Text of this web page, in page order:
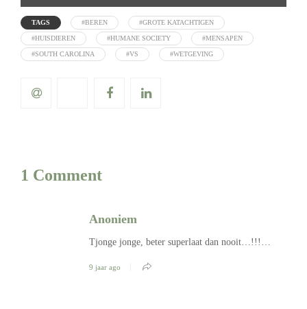
TAGS #BEREN #GROTE KATACHTIGEN
#HUISDIEREN #HUMANE SOCIETY #MENSAPEN
#SOUTH CAROLINA #VS #WETGEVING
1 Comment
Anoniem
Tjonge jonge, beter superlaat dan nooit…!!!…
9 jaar ago